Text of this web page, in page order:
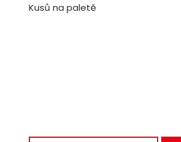
Kusů na paletě